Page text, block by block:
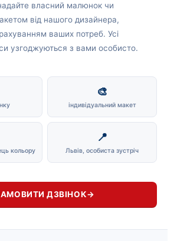
власний малюнок чи
від нашого дизайнера,
ваших потреб. Усі
узгоджуються з вами особисто.
🎨
індивідуальний макет
кольору
📍
Львів, особиста зустріч
ДЗВІНОК→